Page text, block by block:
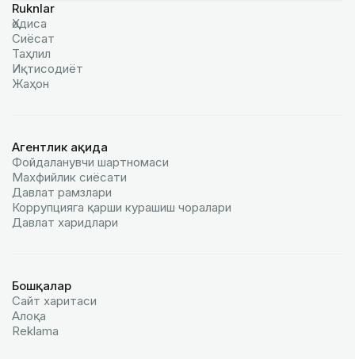
Ruknlar
Ҳодиса
Сиёсат
Таҳлил
Иқтисодиёт
Жаҳон
Агентлик ҳақида
Фойдаланувчи шартномаси
Махфийлик сиёсати
Давлат рамзлари
Коррупцияга қарши курашиш чоралари
Давлат харидлари
Бошқалар
Сайт харитаси
Алоқа
Reklamа